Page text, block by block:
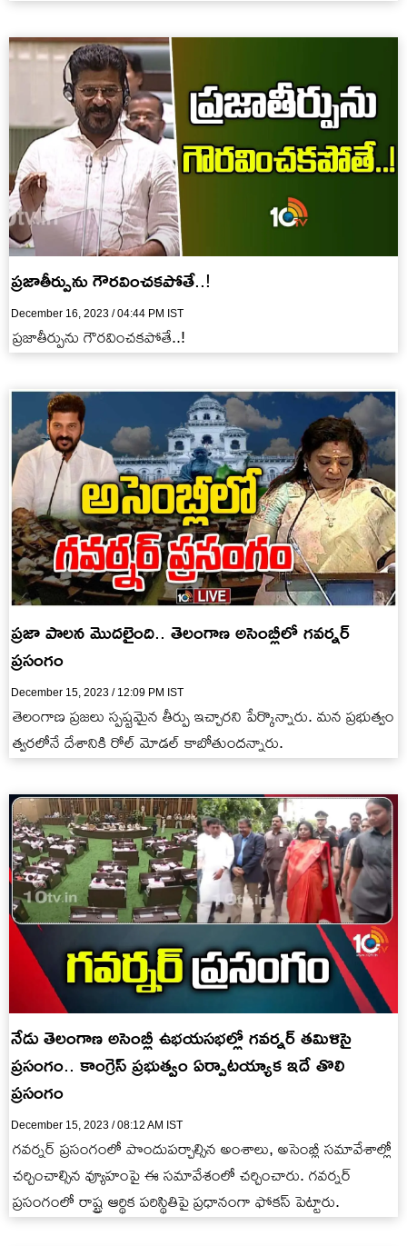
ప్రజాతీర్పును గౌరవించకపోతే..!
December 16, 2023 / 04:44 PM IST
ప్రజాతీర్పును గౌరవించకపోతే..!
ప్రజా పాలన మొదలైంది.. తెలంగాణ అసెంబ్లీలో గవర్నర్
ప్రసంగం
December 15, 2023 / 12:09 PM IST
తెలంగాణ ప్రజలు స్పష్టమైన తీర్పు ఇచ్చారని పేర్కొన్నారు. మన ప్రభుత్వం
త్వరలోనే దేశానికి రోల్ మోడల్ కాబోతుందన్నారు.
నేడు తెలంగాణ అసెంబ్లీ ఉభయసభల్లో గవర్నర్ తమిళిసై
ప్రసంగం.. కాంగ్రెస్ ప్రభుత్వం ఏర్పాటయ్యాక ఇదే తొలి
ప్రసంగం
December 15, 2023 / 08:12 AM IST
గవర్నర్ ప్రసంగంలో పొందుపర్చాల్సిన అంశాలు, అసెంబ్లీ సమావేశాల్లో
చర్చించాల్సిన వ్యూహంపై ఈ సమావేశంలో చర్చించారు. గవర్నర్
ప్రసంగంలో రాష్ట్ర ఆర్థిక పరిస్థితిపై ప్రధానంగా ఫోకస్ పెట్టారు.